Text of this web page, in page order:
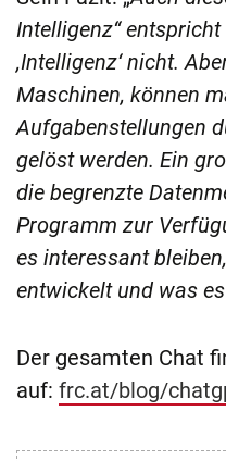
Intelligenz“
,Intelligenz‘ nicht.
Maschinen, können
Aufgabenstellungen
gelöst werden. Ein
die begrenzte
Programm zur
es interessant
entwickelt und was
Der gesamten Chat
auf: frc.at/blog/